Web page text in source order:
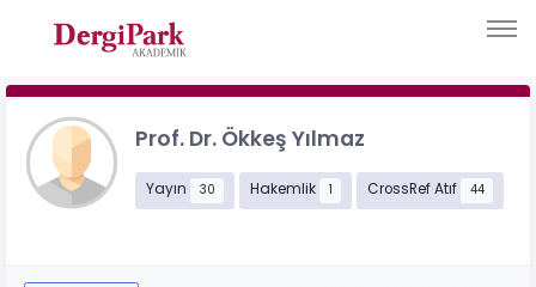
Prof. Dr. Ökkeş Yılmaz
Yayın 30 Hakemlik 1 CrossRef Atıf 44